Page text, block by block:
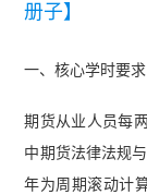
册子】
一、核心学时要求
期货从业人员每
中期货法律法规
年为周期滚动计